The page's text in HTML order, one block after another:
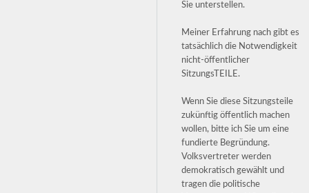
Sie unterstellen.
Meiner Erfahrung nach gibt es
tatsächlich die Notwendigkeit
nicht-öffentlicher
SitzungsTEILE.
Wenn Sie diese Sitzungsteile
zukünftig öffentlich machen
wollen, bitte ich Sie um eine
fundierte Begründung.
Volksvertreter werden
demokratisch gewählt und
tragen die politische